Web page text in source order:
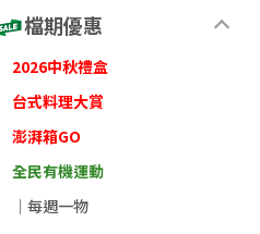
檔期優惠
2026中秋禮盒
台式料理大賞
澎湃箱GO
全民有機運動
｜每週一物